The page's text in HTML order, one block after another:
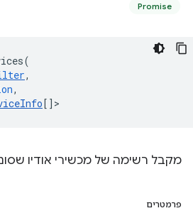
Promise
(
,
,
[] >
מקבל רשימה של מכשירי אודיו
פרמטרים